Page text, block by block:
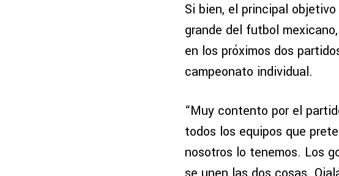
Si bien, el principal
grande del futbol
en los próximos dos
campeonato individual.
“Muy contento por el
todos los equipos que
nosotros lo tenemos. Los